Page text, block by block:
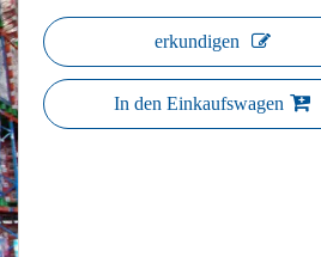
erkundigen
In den Einkaufswagen